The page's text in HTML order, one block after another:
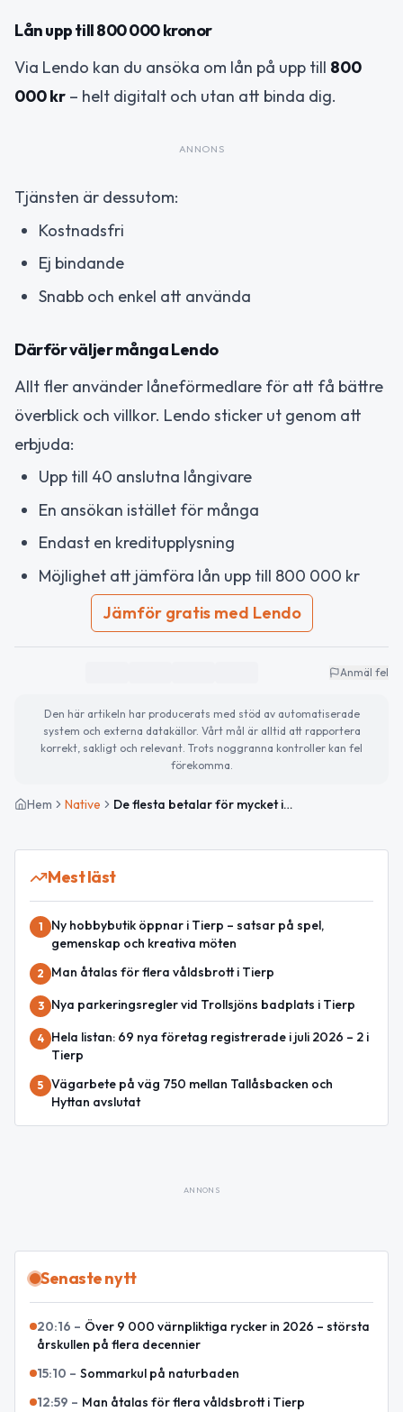
Lån upp till 800 000 kronor
Via Lendo kan du ansöka om lån på upp till 800
000 kr – helt digitalt och utan att binda dig.
ANNONS
Tjänsten är dessutom:
Kostnadsfri
Ej bindande
Snabb och enkel att använda
Därför väljer många Lendo
Allt fler använder låneförmedlare för att få bättre
överblick och villkor. Lendo sticker ut genom att
erbjuda:
Upp till 40 anslutna långivare
En ansökan istället för många
Endast en kreditupplysning
Möjlighet att jämföra lån upp till 800 000 kr
Jämför gratis med Lendo
Anmäl fel
Den här artikeln har producerats med stöd av automatiserade
system och externa datakällor. Vårt mål är alltid att rapportera
korrekt, sakligt och relevant. Trots noggranna kontroller kan fel
förekomma.
Hem Native De flesta betalar för mycket i ränta – så enkelt kan du sänka den idag
Mest läst
1
Ny hobbybutik öppnar i Tierp – satsar på spel,
gemenskap och kreativa möten
2 Man åtalas för flera våldsbrott i Tierp
3 Nya parkeringsregler vid Trollsjöns badplats i Tierp
4
Hela listan: 69 nya företag registrerade i juli 2026 – 2 i
Tierp
5 Vägarbete på väg 750 mellan Tallåsbacken och
Hyttan avslutat
ANNONS
Senaste nytt
20:16 – Över 9 000 värnpliktiga rycker in 2026 – största
årskullen på flera decennier
15:10 – Sommarkul på naturbaden
12:59 – Man åtalas för flera våldsbrott i Tierp